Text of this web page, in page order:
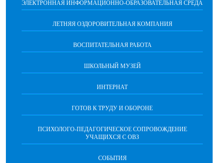
ЭЛЕКТРОННАЯ ИНФОРМАЦИОННО-ОБРАЗОВАТЕЛЬНАЯ СРЕДА
ЛЕТНЯЯ ОЗДОРОВИТЕЛЬНАЯ КОМПАНИЯ
ВОСПИТАТЕЛЬНАЯ РАБОТА
ШКОЛЬНЫЙ МУЗЕЙ
ИНТЕРНАТ
ГОТОВ К ТРУДУ И ОБОРОНЕ
ПСИХОЛОГО-ПЕДАГОГИЧЕСКОЕ СОПРОВОЖДЕНИЕ
УЧАЩИХСЯ С ОВЗ
СОБЫТИЯ